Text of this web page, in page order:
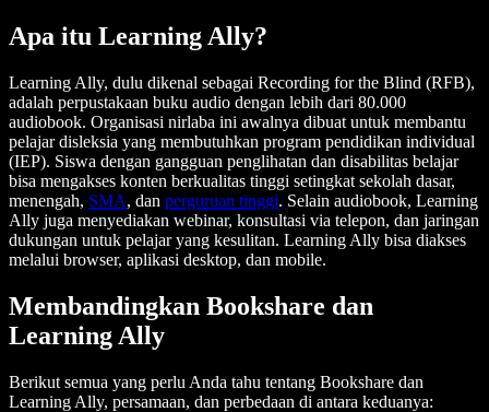
Apa itu Learning Ally?
Learning Ally, dulu dikenal sebagai Recording for the Blind (RFB),
adalah perpustakaan buku audio dengan lebih dari 80.000
audiobook. Organisasi nirlaba ini awalnya dibuat untuk membantu
pelajar disleksia yang membutuhkan program pendidikan individual
(IEP). Siswa dengan gangguan penglihatan dan disabilitas belajar
bisa mengakses konten berkualitas tinggi setingkat sekolah dasar,
menengah, SMA, dan perguruan tinggi. Selain audiobook, Learning
Ally juga menyediakan webinar, konsultasi via telepon, dan jaringan
dukungan untuk pelajar yang kesulitan. Learning Ally bisa diakses
melalui browser, aplikasi desktop, dan mobile.
Membandingkan Bookshare dan
Learning Ally
Berikut semua yang perlu Anda tahu tentang Bookshare dan
Learning Ally, persamaan, dan perbedaan di antara keduanya: